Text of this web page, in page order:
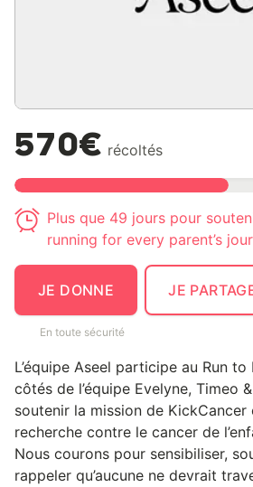
570€ récoltés
Plus que 49 jours pour
running for every parent’s
JE DONNE
En toute sécurité
JE
L’équipe Aseel participe au Run
côtés de l’équipe Evelyne, Timeo
soutenir la mission de KickCancer
recherche contre le cancer de
Nous courons pour sensibiliser,
rappeler qu’aucune ne devrait